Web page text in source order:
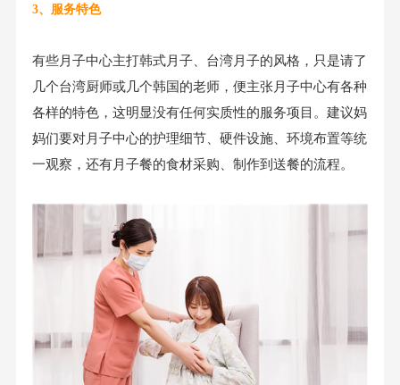
3、服务特色
有些月子中心主打韩式月子、台湾月子的风格，只是请了
几个台湾厨师或几个韩国的老师，便主张月子中心有各种
各样的特色，这明显没有任何实质性的服务项目。建议妈
妈们要对月子中心的护理细节、硬件设施、环境布置等统
一观察，还有月子餐的食材采购、制作到送餐的流程。